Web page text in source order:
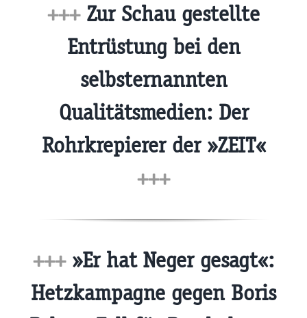
+++Zur Schau gestellte
Entrüstung bei den
selbsternannten
Qualitätsmedien: Der
Rohrkrepierer der »ZEIT«
+++
+++»Er hat Neger gesagt«:
Hetzkampagne gegen Boris